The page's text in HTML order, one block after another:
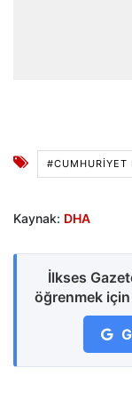
#CUMHURİYET
Kaynak: DHA
İlkses
öğrenmek